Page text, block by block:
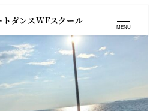
ダンスWFスクール
MENU